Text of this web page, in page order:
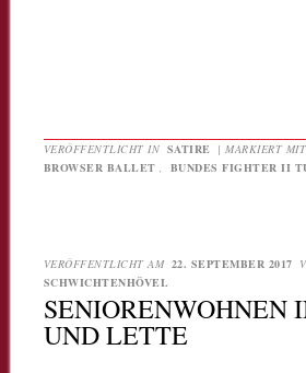
VERÖFFENTLICHT IN SATIRE |MARKIERT MIT
BROWSER BALLET , BUNDES FIGHTER II
VERÖFFENTLICHT AM 22. SEPTEMBER 2017
SCHWICHTENHÖVEL
SENIORENWOHNEN
UND LETTE